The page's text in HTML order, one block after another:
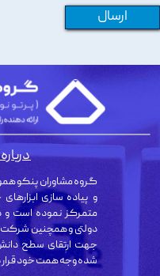
ارسال
گروه مشاوران پنکو
و پیاده سازی
متمرکز نموده است
دولتی و همچنین
جهت ارتقای سطح
شده وجه همت خود